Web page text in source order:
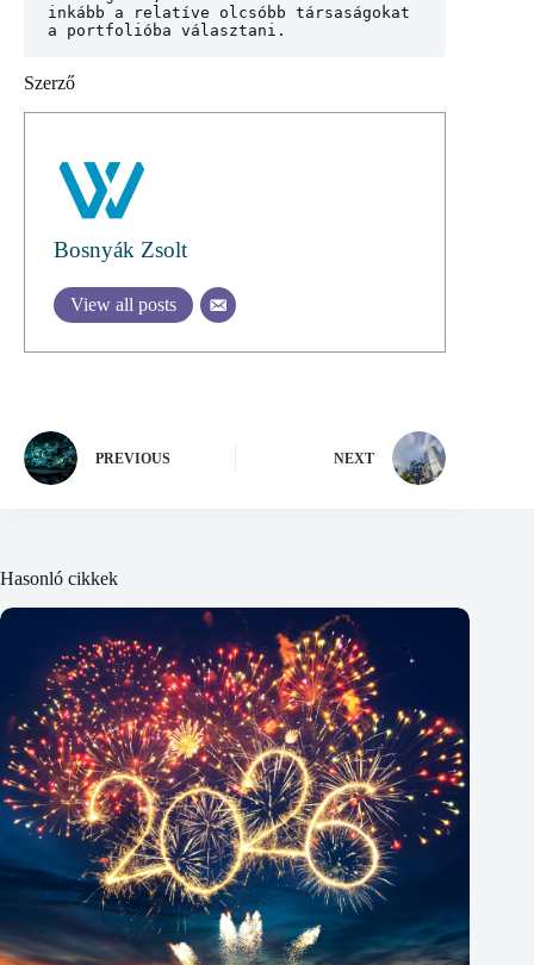
inkább a relatíve olcsóbb társaságokat
a portfolióba választani.
Szerző
Bosnyák Zsolt
View all posts
PREVIOUS NEXT
Hasonló cikkek